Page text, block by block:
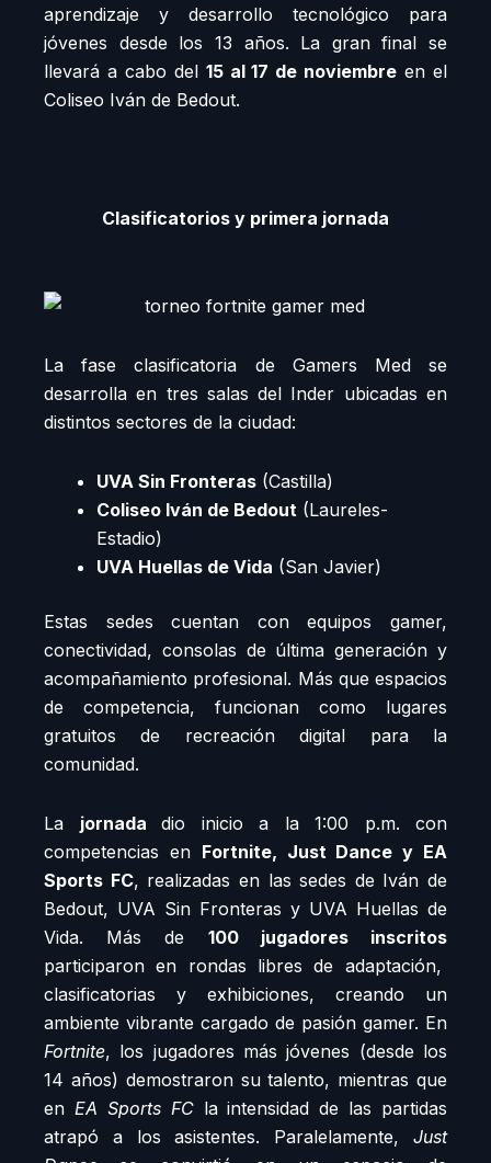
aprendizaje y desarrollo tecnológico para
jóvenes desde los 13 años. La gran final se
llevará a cabo del 15 al 17 de noviembre en el
Coliseo Iván de Bedout.
Clasificatorios y primera jornada
La fase clasificatoria de Gamers Med se
desarrolla en tres salas del Inder ubicadas en
distintos sectores de la ciudad:
UVA Sin Fronteras (Castilla)
Coliseo Iván de Bedout (Laureles-
Estadio)
UVA Huellas de Vida (San Javier)
Estas sedes cuentan con equipos gamer,
conectividad, consolas de última generación y
acompañamiento profesional. Más que espacios
de competencia, funcionan como lugares
gratuitos de recreación digital para la
comunidad.
La jornada dio inicio a la 1:00 p.m. con
competencias en Fortnite, Just Dance y EA
Sports FC, realizadas en las sedes de Iván de
Bedout, UVA Sin Fronteras y UVA Huellas de
Vida. Más de 100 jugadores inscritos
participaron en rondas libres de adaptación,
clasificatorias y exhibiciones, creando un
ambiente vibrante cargado de pasión gamer. En
Fortnite, los jugadores más jóvenes (desde los
14 años) demostraron su talento, mientras que
en EA Sports FCla intensidad de las partidas
atrapó a los asistentes. Paralelamente, Just